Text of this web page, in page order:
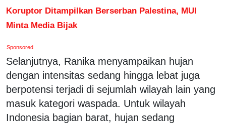
Koruptor Ditampilkan Berserban Palestina, MUI
Minta Media Bijak
Sponsored
Selanjutnya, Ranika menyampaikan hujan
dengan intensitas sedang hingga lebat juga
berpotensi terjadi di sejumlah wilayah lain yang
masuk kategori waspada. Untuk wilayah
Indonesia bagian barat, hujan sedang